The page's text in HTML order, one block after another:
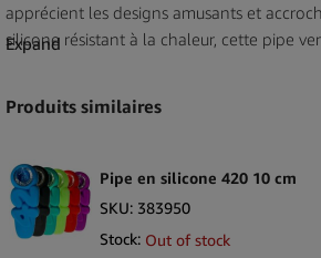
apprécient les designs amusants et
silicone résistant à la chaleur, cette pipe
idéale pour l’usage en extérieur, les
à forte rotation avec un fort potentiel
Principaux arguments de vente
Expand
Produits similaires
Pipe en silicone 420 10 cm
SKU: 383950
Stock: Out of stock